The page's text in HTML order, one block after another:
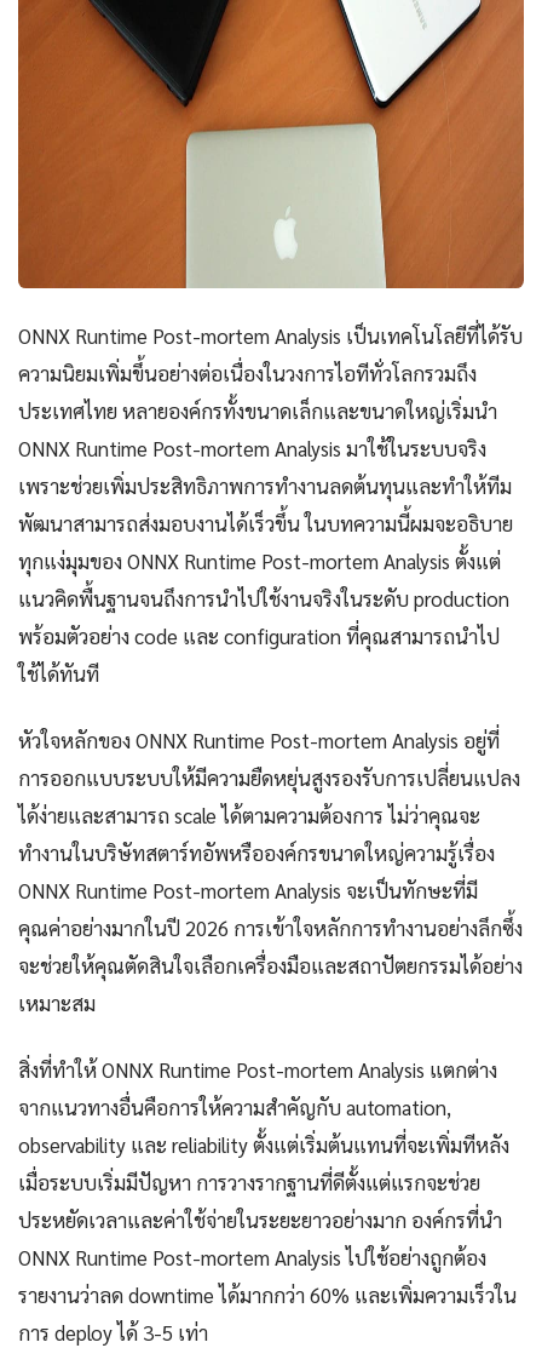
ONNX Runtime Post-mortem Analysis เป็นเทคโนโลยีที่ได้รับ
ความนิยมเพิ่มขึ้นอย่างต่อเนื่องในวงการไอทีทั่วโลกรวมถึง
ประเทศไทย หลายองค์กรทั้งขนาดเล็กและขนาดใหญ่เริ่มนำ
ONNX Runtime Post-mortem Analysis มาใช้ในระบบจริง
เพราะช่วยเพิ่มประสิทธิภาพการทำงานลดต้นทุนและทำให้ทีม
พัฒนาสามารถส่งมอบงานได้เร็วขึ้น ในบทความนี้ผมจะอธิบาย
ทุกแง่มุมของ ONNX Runtime Post-mortem Analysis ตั้งแต่
แนวคิดพื้นฐานจนถึงการนำไปใช้งานจริงในระดับ production
พร้อมตัวอย่าง code และ configuration ที่คุณสามารถนำไป
ใช้ได้ทันที
หัวใจหลักของ ONNX Runtime Post-mortem Analysis อยู่ที่
การออกแบบระบบให้มีความยืดหยุ่นสูงรองรับการเปลี่ยนแปลง
ได้ง่ายและสามารถ scale ได้ตามความต้องการ ไม่ว่าคุณจะ
ทำงานในบริษัทสตาร์ทอัพหรือองค์กรขนาดใหญ่ความรู้เรื่อง
ONNX Runtime Post-mortem Analysis จะเป็นทักษะที่มี
คุณค่าอย่างมากในปี 2026 การเข้าใจหลักการทำงานอย่างลึกซึ้ง
จะช่วยให้คุณตัดสินใจเลือกเครื่องมือและสถาปัตยกรรมได้อย่าง
เหมาะสม
สิ่งที่ทำให้ ONNX Runtime Post-mortem Analysis แตกต่าง
จากแนวทางอื่นคือการให้ความสำคัญกับ automation,
observability และ reliability ตั้งแต่เริ่มต้นแทนที่จะเพิ่มทีหลัง
เมื่อระบบเริ่มมีปัญหา การวางรากฐานที่ดีตั้งแต่แรกจะช่วย
ประหยัดเวลาและค่าใช้จ่ายในระยะยาวอย่างมาก องค์กรที่นำ
ONNX Runtime Post-mortem Analysis ไปใช้อย่างถูกต้อง
รายงานว่าลด downtime ได้มากกว่า 60% และเพิ่มความเร็วใน
การ deploy ได้ 3-5 เท่า